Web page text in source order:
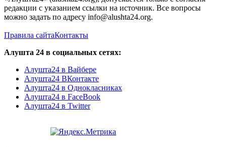
редакции с указанием ссылки на источник. Все вопросы
можно задать по адресу info@alushta24.org.
Правила сайтаКонтакты
Алушта 24 в социальных сетях:
Алушта24 в Вайбере
Алушта24 ВКонтакте
Алушта24 в Однокласниках
Алушта24 в FaceBook
Алушта24 в Twitter